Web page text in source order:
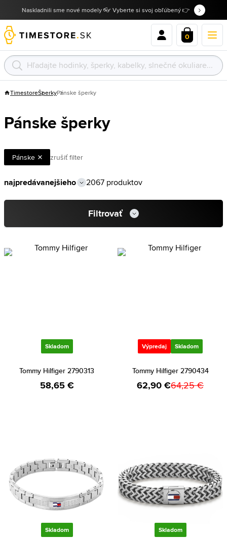
Naskladnili sme nové modely 👓 Vyberte si svoj obľúbený 👉
0
TimestoreŠperkyPánske šperky
Pánske šperky
Pánske zrušiť filter
2067 produktov
Filtrovať
Skladom
Tommy Hilfiger 2790313
58,65 €
Výpredaj Skladom
Tommy Hilfiger 2790434
62,90 €64,25 €
Skladom Skladom